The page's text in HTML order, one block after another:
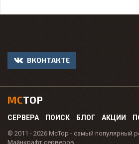
ВКОНТАКТЕ
MCTOP
СЕРВЕРА ПОИСК БЛОГ АКЦИИ
© 2011 - 2026 McTop - самый популярный
Майнкрафт серверов.